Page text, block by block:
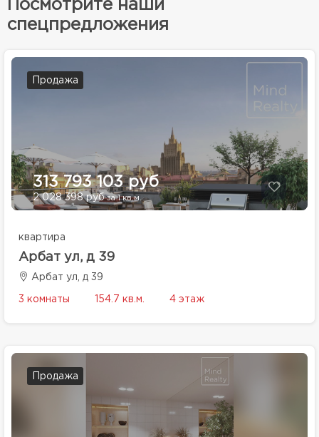
Посмотрите наши
спецпредложения
Продажа
313 793 103 руб
2 028 398 рубза 1 кв.м.
квартира
Арбат ул, д 39
Арбат ул, д 39
3 комнаты 154.7 кв.м. 4 этаж
Продажа